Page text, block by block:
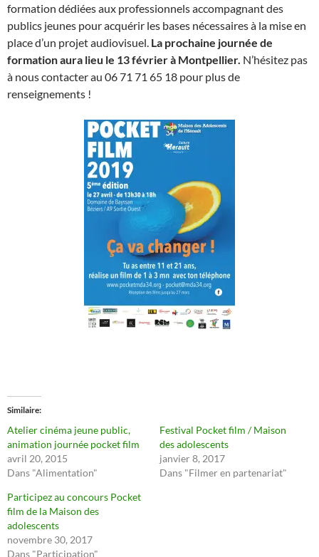
formation dédiées aux professionnels accompagnant des
publics jeunes pour acquérir les bases nécessaires à la mise en
place d’un projet audiovisuel. La prochaine journée de
formation aura lieu le 13 février à Montpellier. N’hésitez pas
à nous contacter au 06 71 71 65 18 pour plus de
renseignements !
Similaire
Atelier cinéma jeune public,
animation journée pocket film
avril 20, 2015
Dans "Alimentation"
Festival Pocket film / Maison
des adolescents
janvier 8, 2017
Dans "Filmer en partenariat"
Participez au concours Pocket
film de la Maison des
adolescents
novembre 30, 2017
Dans "Participation"